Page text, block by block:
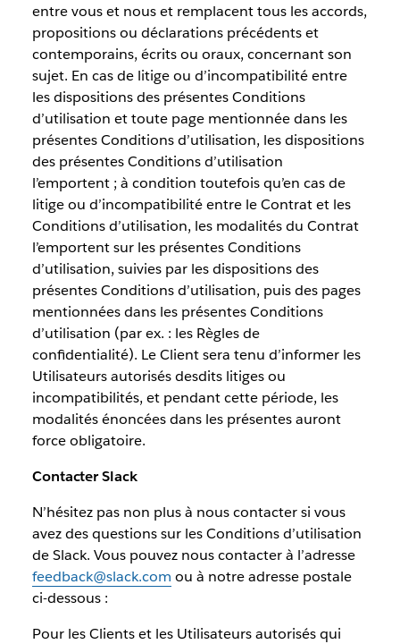
entre vous et nous et remplacent tous les accords,
propositions ou déclarations précédents et
contemporains, écrits ou oraux, concernant son
sujet. En cas de litige ou d’incompatibilité entre
les dispositions des présentes Conditions
d’utilisation et toute page mentionnée dans les
présentes Conditions d’utilisation, les dispositions
des présentes Conditions d’utilisation
l’emportent ; à condition toutefois qu’en cas de
litige ou d’incompatibilité entre le Contrat et les
Conditions d’utilisation, les modalités du Contrat
l’emportent sur les présentes Conditions
d’utilisation, suivies par les dispositions des
présentes Conditions d’utilisation, puis des pages
mentionnées dans les présentes Conditions
d’utilisation (par ex. : les Règles de
confidentialité). Le Client sera tenu d’informer les
Utilisateurs autorisés desdits litiges ou
incompatibilités, et pendant cette période, les
modalités énoncées dans les présentes auront
force obligatoire.
Contacter Slack
N’hésitez pas non plus à nous contacter si vous
avez des questions sur les Conditions d’utilisation
de Slack. Vous pouvez nous contacter à l’adresse
feedback@slack.com ou à notre adresse postale
ci-dessous :
Pour les Clients et les Utilisateurs autorisés qui